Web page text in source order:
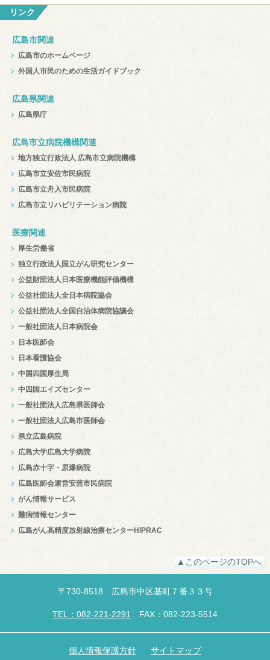
リンク
広島市関連
広島市のホームページ
外国人市民のための生活ガイドブック
広島県関連
広島県庁
広島市立病院機構関連
地方独立行政法人 広島市立病院機構
広島市立安佐市民病院
広島市立舟入市民病院
広島市立リハビリテーション病院
医療関連
厚生労働省
独立行政法人国立がん研究センター
公益財団法人日本医療機能評価機構
公益社団法人全日本病院協会
公益社団法人全国自治体病院協議会
一般社団法人日本病院会
日本医師会
日本看護協会
中国四国厚生局
中四国エイズセンター
一般社団法人広島県医師会
一般社団法人広島市医師会
県立広島病院
広島大学広島大学病院
広島赤十字・原爆病院
広島医師会運営安芸市民病院
がん情報サービス
難病情報センター
広島がん高精度放射線治療センターHIPRAC
▲このページのTOPへ
〒 730-8518 広島市中区基町７番３３号
TEL：082-221-2291 FAX：082-223-5514
個人情報保護方針 サイトマップ